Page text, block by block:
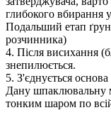
глибокого вбирання
Подальший етап
розчинника)
4. Після висихання
знепилюється.
5. З'єднується
Дану шпаклювальну
тонким шаром по